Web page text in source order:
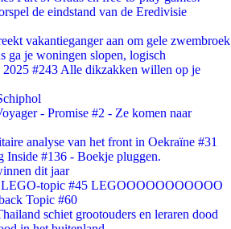
de eindstand van de Eredivisie
vakantieganger aan om gele zwembroek
ga je woningen slopen, logisch
#243 Alle dikzakken willen op je
- Promise #2 - Ze komen naar
analyse van het front in Oekraïne #31
Inside #136 - Boekje pluggen.
dit jaar
LEGO-topic #45 LEGOOOOOOOOOOO
Topic #60
schiet grootouders en leraren dood